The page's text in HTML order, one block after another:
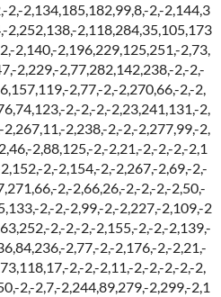
2,-2,134,185,182,99,8,-2,-2,144,3
2,252,138,-2,118,284,35,105,173
2,140,-2,196,229,125,251,-2,73,
2,229,-2,77,282,142,238,-2,-2,-
2,77,-2,-2,270,66,-2,-2,
2,-2,-2,-2,23,241,131,-2,
2,238,-2,-2,-2,277,99,-2,
2,88,125,-2,-2,21,-2,-2,-2,-2,1
2,-2,154,-2,-2,267,-2,69,-2,-
2,-2,66,26,-2,-2,-2,-2,50,-
2,-2,-2,99,-2,-2,227,-2,109,-2
2,-2,-2,-2,155,-2,-2,-2,139,-
2,77,-2,-2,176,-2,-2,21,-
2,-2,-2,11,-2,-2,-2,-2,-2,
2,-2,7,-2,244,89,279,-2,299,-2,1